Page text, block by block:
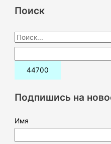
Поиск
П
о
и
:Подпишись на
Имя